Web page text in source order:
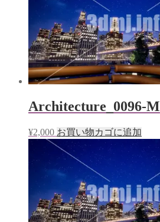
Architecture_0096-M
¥2,000 お買い物カゴに追加